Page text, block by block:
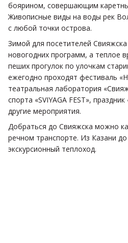
боярином, совершающим
Живописные виды на воды рек
с любой точки острова.
Зимой для посетителей
новогодних программ, а теплое
пеших прогулок по улочкам
ежегодно проходят фестиваль
театральная лаборатория
спорта «SVIYAGA FEST»,
другие мероприятия.
Добраться до Свияжска можно
речном транспорте. Из Казани до
экскурсионный теплоход.